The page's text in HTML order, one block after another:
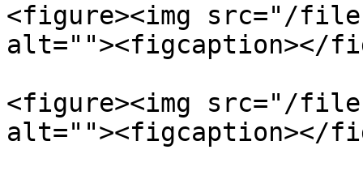
<figure><img src="/files/
alt=""><figcaption></
<figure><img src="/files/
alt=""><figcaption></